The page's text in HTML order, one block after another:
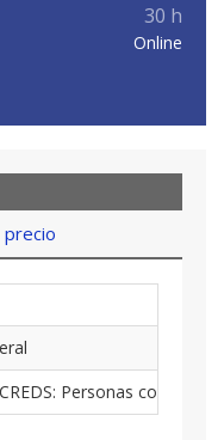
30 h
Online
precio
Personas con